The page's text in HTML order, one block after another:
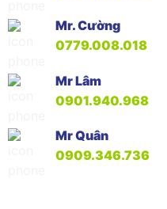
Mr. Cường
0779.008.018
Mr Lâm
0901.940.968
Mr Quân
0909.346.736